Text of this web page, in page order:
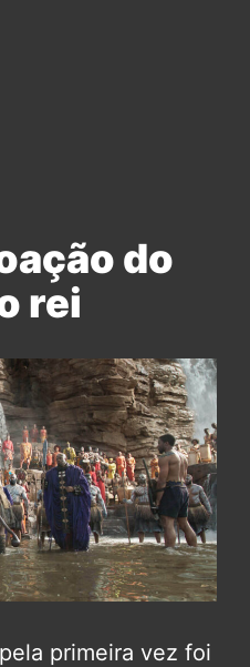
do
rei
primeira vez foi